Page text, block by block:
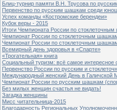
Блиц-турнир памяти В.Н. Трусова по
Первенство по русским шашкам среди
Успех команды «Костромские берендеи»
Кубок веры - 2015
Итоги Чемпионата России по
Чемпионат России по стоклеточным
Чемпионат России по стоклеточным
Всемирный день здоровья в «Спарте»
«Трогательная» книга
Социальный туризм: всё самое
Первенство России по русским и
Международный женский День в
Чемпионат России по русским шашкам
Без милых женщин счастья не видать!
Загадка женщины
Мисс читательница-2015
Благодарность Региональных